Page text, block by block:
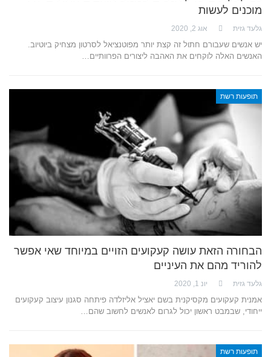
מוכנים לעשות
גלעד גזית אוג 2, 2020
יש אנשים שעבורם חתול זה קצת יותר מפוטנציאל לסרטון מצחיק ביוטיוב.
האנשים האלה לוקחים את האהבה ליצורים הפרוותיים…
תופעות רשת
הבחורה הזאת עושה קעקועים הזויים במיוחד שאי אפשר
להוריד מהם את העיניים
גלעד גזית יונ 1, 2020
אמנית קעקועים מקסיקנית בשם יאציל אליזלדה פיתחה סגנון עיצוב קעקועים
ייחודי, שבמבט ראשון יכול לגרום לאנשים לחשוב שהם…
תופעות רשת